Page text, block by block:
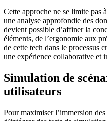
Cette approche ne se limite pas
une analyse approfondie des
devient possible d’affiner la
éléments, de l’ergonomie aux
de cette tech dans le processus
une expérience collaborative et
Simulation de
utilisateurs
Pour maximiser l’immersion